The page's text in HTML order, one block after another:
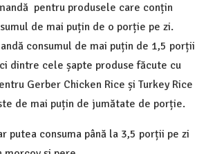
pentru produsele care conțin
de mai puțin de o porție pe zi.
consumul de mai puțin de 1,5 porții
dintre cele șapte produse făcute cu
Gerber Chicken Rice și Turkey Rice
de mai puțin de jumătate de porție.
putea consuma până la 3,5 porții pe zi